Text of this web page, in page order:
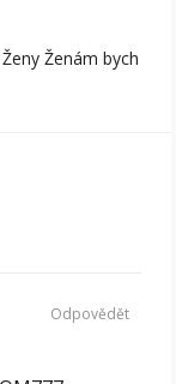
Ženám bych
Odpovědět